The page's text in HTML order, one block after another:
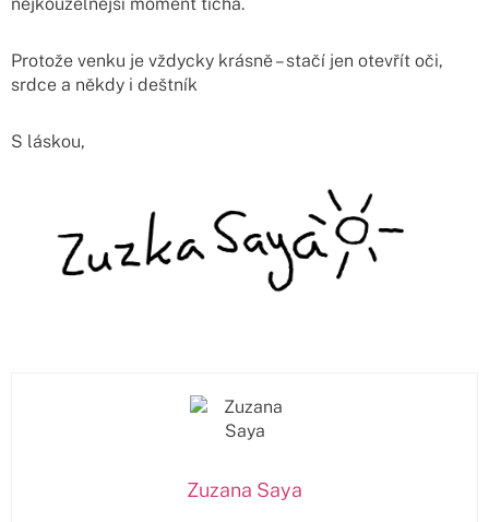
nejkouzelnější moment ticha.
Protože venku je vždycky krásně – stačí jen otevřít oči,
srdce a někdy i deštník
S láskou,
Zuzana Saya